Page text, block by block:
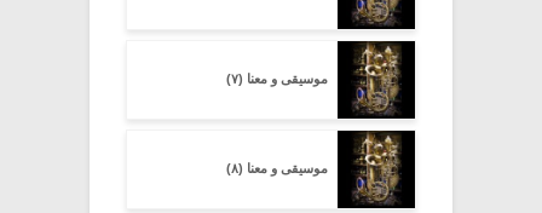
موسیقی و معنا (۷)
موسیقی و معنا (۸)